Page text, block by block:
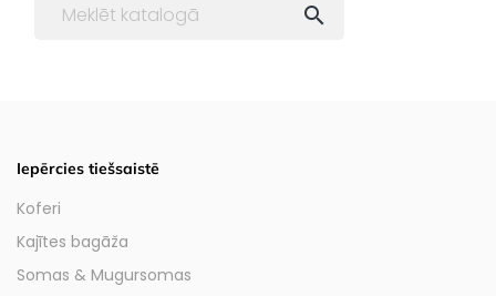

Iepērcies tiešsaistē
Koferi
Kajītes bagāža
Somas & Mugursomas